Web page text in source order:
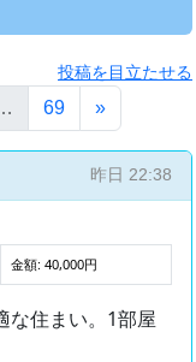
投稿を目立たせる
69 »
昨日 22:38
金額: 40,000円
な住まい。1部屋